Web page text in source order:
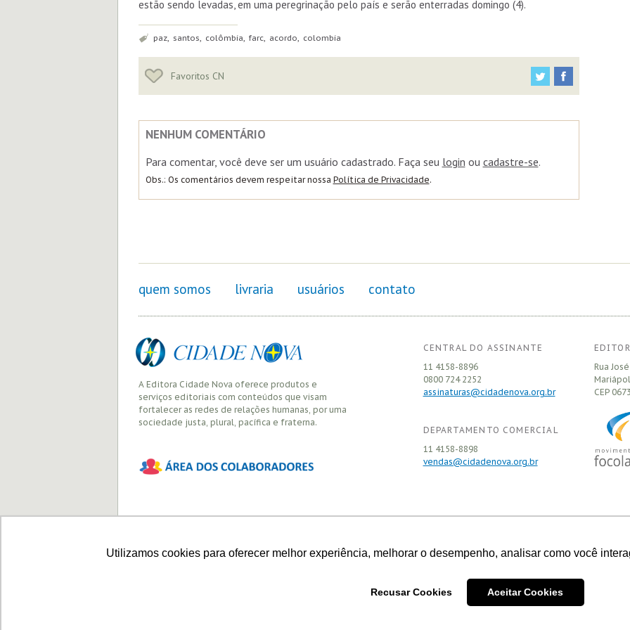
Utilizamos cookies para oferecer melhor experiência, melhorar o desempenho, analisar como você
Recusar Cookies Aceitar Cookies
estão sendo levadas, em uma peregrinação pelo país e serão enterradas domingo (4).
Tags:paz, santos, colômbia, farc, acordo, colombia
Favoritos CN
NENHUM COMENTÁRIO
Para comentar, você deve ser um usuário cadastrado. Faça seu login ou cadastre-se.
Obs.: Os comentários devem respeitar nossa Política de Privacidade.
quem somos livraria usuários contato
A Editora Cidade Nova oferece produtos e
serviços editoriais com conteúdos que visam
fortalecer as redes de relações humanas, por uma
sociedade justa, plural, pacífica e fraterna.
CENTRAL DO ASSINANTE
11 4158-8896
0800 724 2252
assinaturas@cidadenova.org.br
DEPARTAMENTO COMERCIAL
11 4158-8898
vendas@cidadenova.org.br
Rua
CEP
É permitido ao Usuário copiar ou reproduzir os conteúdos do Portal, com exceção de
material fotográfico e audiovisual, desde que citados fonte e autor.